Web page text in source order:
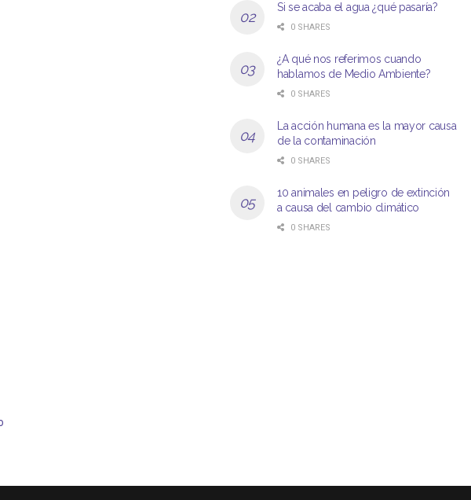
Si se acaba el agua ¿qué pasaría?
0 SHARES
¿A qué nos referimos cuando
hablamos de Medio Ambiente?
0 SHARES
La acción humana es la mayor causa
de la contaminación
0 SHARES
10 animales en peligro de extinción
a causa del cambio climático
0 SHARES